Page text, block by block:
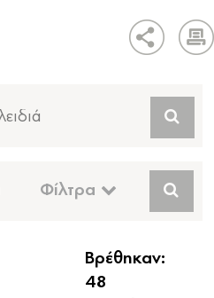
Φίλτρα
Βρέθηκαν:
48